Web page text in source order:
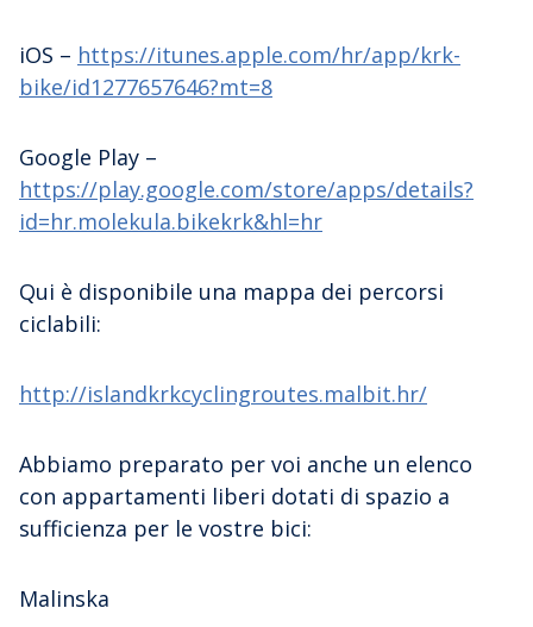
iOS – https://itunes.apple.com/hr/app/krk-
bike/id1277657646?mt=8
Google Play –
https://play.google.com/store/apps/details?
id=hr.molekula.bikekrk&hl=hr
Qui è disponibile una mappa dei percorsi
ciclabili:
http://islandkrkcyclingroutes.malbit.hr/
Abbiamo preparato per voi anche un elenco
con appartamenti liberi dotati di spazio a
sufficienza per le vostre bici:
Malinska